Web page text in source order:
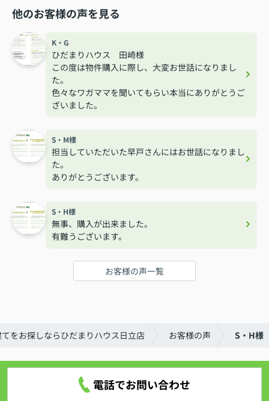
他のお客様の声を見る
K・G
ひだまりハウス 田崎様
この度は物件購入に際し、大変お世話になりまし
た。
色々なワガママを聞いてもらい本当にありがとうご
ざいました。
S・M様
担当していただいた早戸さんにはお世話になりまし
た。
ありがとうございます。
S・H様
無事、購入が出来ました。
有難うございます。
お客様の声一覧
をお探しならひだまりハウス日立店 お客様の声 S・H様
電話でお問い合わせ